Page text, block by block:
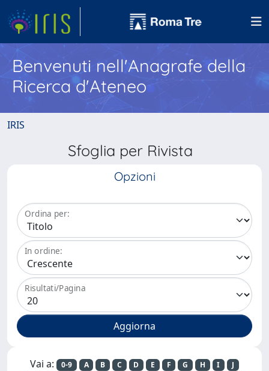
Benvenuti nell'Anagrafe della
Ricerca d'Ateneo
IRIS
Sfoglia per Rivista
Opzioni
Ordina per:
In ordine:
Risultati/Pagina
Vai a: 0-9 A B C D E F G H I
J